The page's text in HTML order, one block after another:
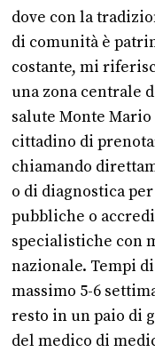
dove con la
di comunità è
costante, mi
una zona centrale
salute Monte
cittadino di
chiamando
o di diagnostica
pubbliche o
specialistiche con
nazionale. Tempi
massimo 5-6
resto in un paio di
del medico di